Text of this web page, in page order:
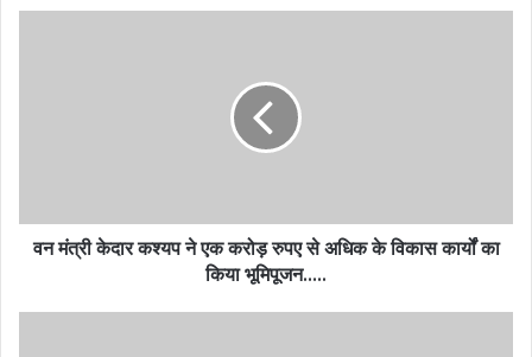
वन मंत्री केदार कश्यप ने एक करोड़ रुपए से अधिक के विकास कार्यों का
किया भूमिपूजन…..